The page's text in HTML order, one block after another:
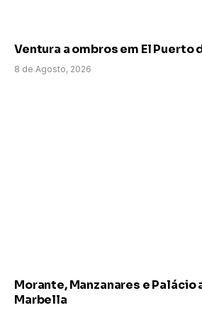
Ventura a ombros em El Puerto
8 de Agosto, 2026
Morante, Manzanares e Palácio
Marbella